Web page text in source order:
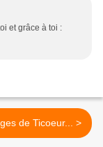
et grâce à toi :
les partages de Ticoeur... >